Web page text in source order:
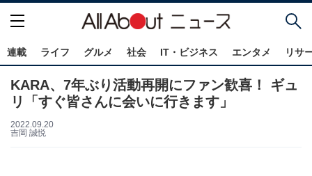
連載 ライフ グルメ 社会 IT・ビジネス エンタメ リサ
KARA、7年ぶり活動再開にファン歓喜！ ギュ
リ「すぐ皆さんに会いに行きます」
2022.09.20
吉岡 誠悦